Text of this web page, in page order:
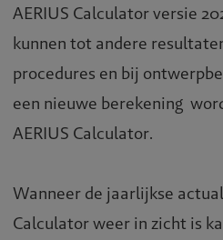
AERIUS Calculator versie
kunnen tot andere
procedures en bij
een nieuwe berekening
AERIUS Calculator.
Wanneer de jaarlijkse
Calculator weer in zicht is